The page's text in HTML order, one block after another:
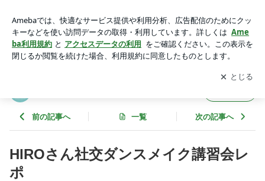
ログ
アプリをダウンロードして ブログの更新通知
を受け取りまし
ょう。
開く
前の記事へ 一覧 次の記事へ
HIROさん社交ダンスメイク講習会レ
ポ